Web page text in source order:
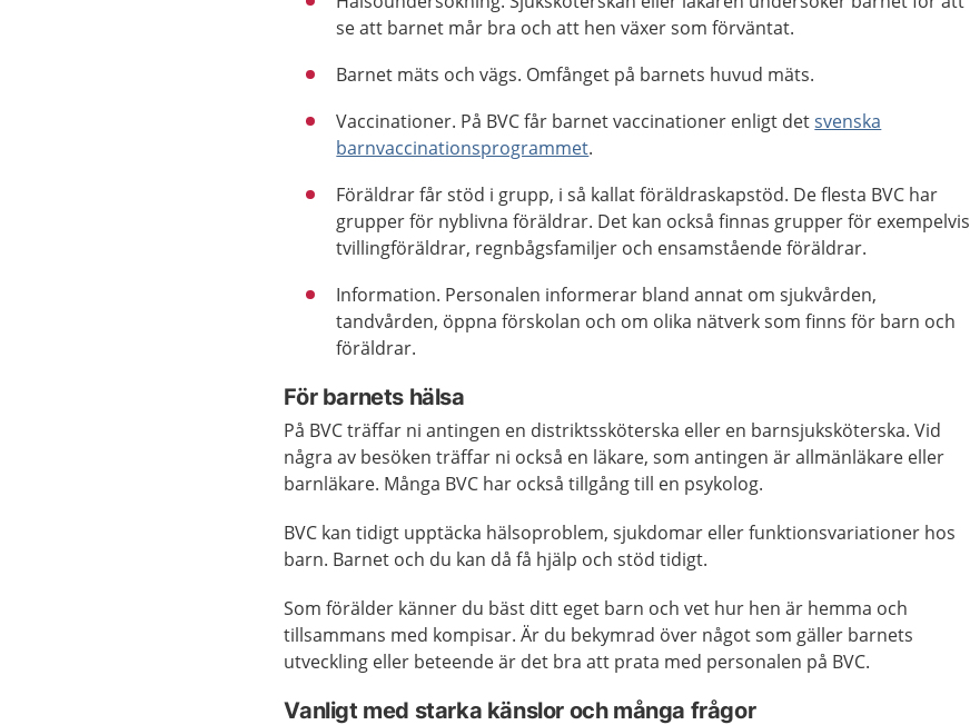
se att barnet mår bra och att hen växer som förväntat.
Barnet mäts och vägs. Omfånget på barnets huvud mäts.
Vaccinationer. På BVC får barnet vaccinationer enligt detsvenska
barnvaccinationsprogrammet.
Föräldrar får stöd i grupp, i så kallat föräldraskapstöd. De flesta BVC har
grupper för nyblivna föräldrar. Det kan också finnas grupper för exempelvis
tvillingföräldrar, regnbågsfamiljer och ensamstående föräldrar.
Information. Personalen informerar bland annat om sjukvården,
tandvården, öppna förskolan och om olika nätverk som finns för barn och
föräldrar.
För barnets hälsa
På BVC träffar ni antingen en distriktssköterska eller en barnsjuksköterska. Vid
några av besöken träffar ni också en läkare, som antingen är allmänläkare eller
barnläkare. Många BVC har också tillgång till en psykolog.
BVC kan tidigt upptäcka hälsoproblem, sjukdomar eller funktionsvariationer hos
barn. Barnet och du kan då få hjälp och stöd tidigt.
Som förälder känner du bäst ditt eget barn och vet hur hen är hemma och
tillsammans med kompisar. Är du bekymrad över något som gäller barnets
utveckling eller beteende är det bra att prata med personalen på BVC.
Vanligt med starka känslor och många frågor